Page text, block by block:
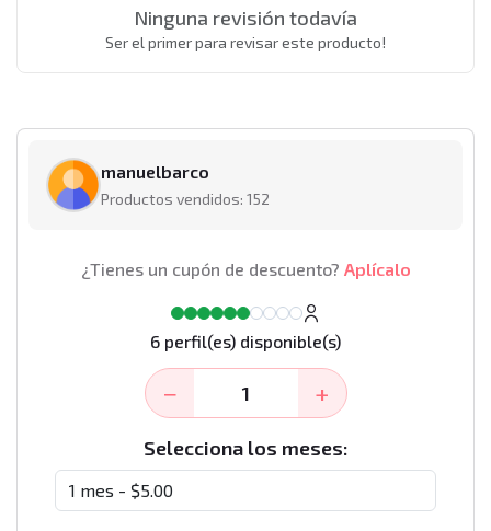
Ninguna revisión todavía
Ser el primer para revisar este producto!
manuelbarco
Productos vendidos: 152
¿Tienes un cupón de descuento? Aplícalo
6 perfil(es) disponible(s)
− +
Selecciona los meses: